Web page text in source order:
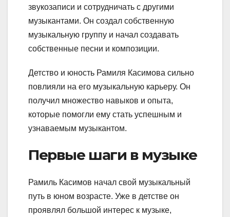
звукозаписи и сотрудничать с другими
музыкантами. Он создал собственную
музыкальную группу и начал создавать
собственные песни и композиции.
Детство и юность Рамиля Касимова сильно
повлияли на его музыкальную карьеру. Он
получил множество навыков и опыта,
которые помогли ему стать успешным и
узнаваемым музыкантом.
Первые шаги в музыке
Рамиль Касимов начал свой музыкальный
путь в юном возрасте. Уже в детстве он
проявлял большой интерес к музыке,